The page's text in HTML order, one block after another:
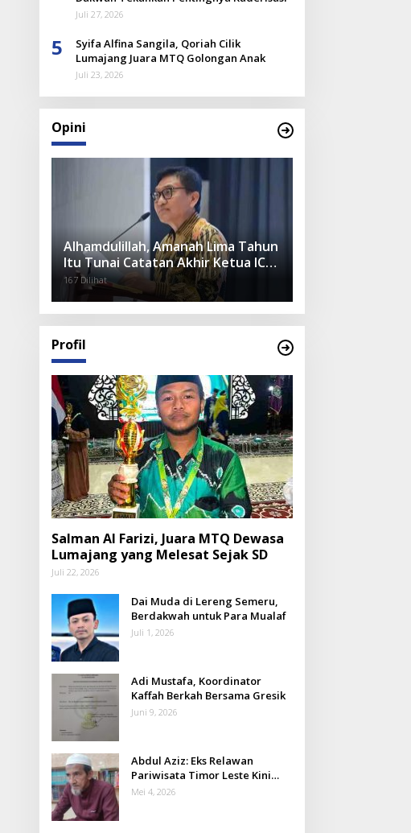
Juli 27, 2026
5
Syifa Alfina Sangila, Qoriah Cilik
Lumajang Juara MTQ Golongan Anak
Juli 23, 2026
Opini
Alhamdulillah, Amanah Lima Tahun
Itu Tunai Catatan Akhir Ketua ICMI
Jatim
167 Dilihat
Profil
Salman Al Farizi, Juara MTQ Dewasa
Lumajang yang Melesat Sejak SD
Juli 22, 2026
Dai Muda di Lereng Semeru,
Berdakwah untuk Para Mualaf
Juli 1, 2026
Adi Mustafa, Koordinator
Kaffah Berkah Bersama Gresik
Juni 9, 2026
Abdul Aziz: Eks Relawan
Pariwisata Timor Leste Kini
Takmir Kalisat
Mei 4, 2026